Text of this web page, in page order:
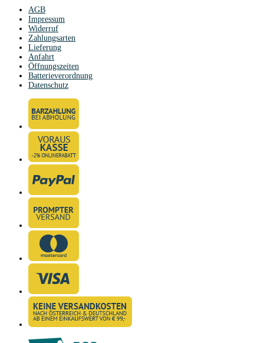
AGB
Impressum
Widerruf
Zahlungsarten
Lieferung
Anfahrt
Öffnungszeiten
Batterieverordnung
Datenschutz